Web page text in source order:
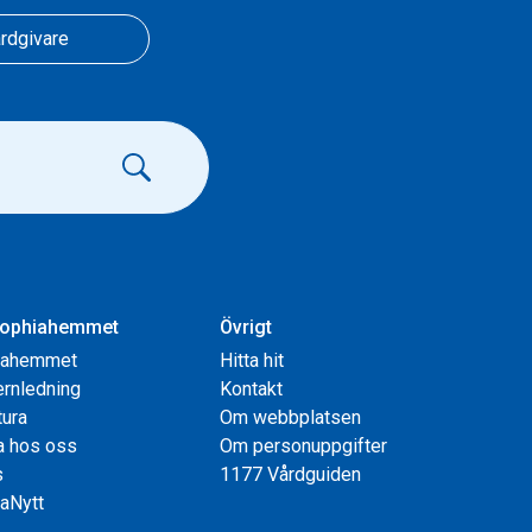
hos oss
Övrigt
Hitta hit
Kontakt
Om webbplatsen
Om personuppgifter
1177 Vårdguiden